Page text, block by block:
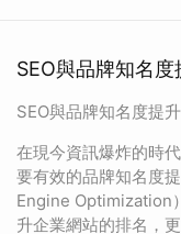
SEO與品牌知名
SEO與品牌知名度提
在現今資訊爆炸的時
要有效的品牌知名度
Engine Optimization
升企業網站的排名，